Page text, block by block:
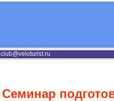
club@veloturist.ru
Семинар